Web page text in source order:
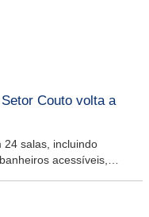
Couto volta a
24 salas, incluindo
acessíveis,